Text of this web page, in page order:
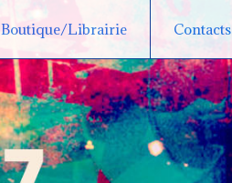
Boutique/Librairie Contacts